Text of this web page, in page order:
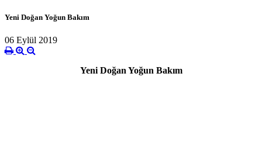
Yeni Doğan Yoğun Bakım
06 Eylül 2019
Yeni Doğan Yoğun Bakım